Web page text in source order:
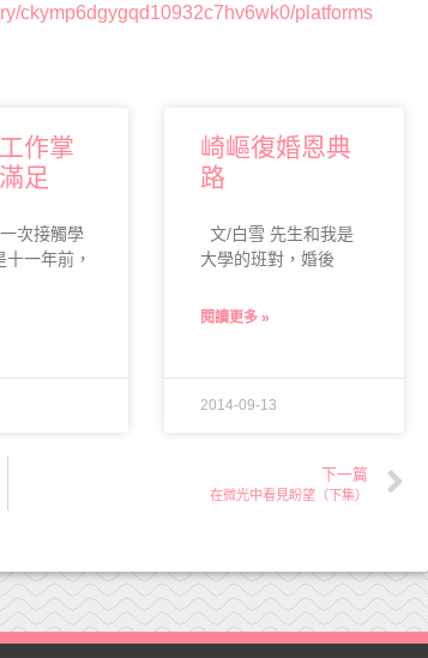
ckymp6dgygqd10932c7hv6wk0/platforms
作掌
足
次接觸學
十一年前，
崎嶇復婚恩典
路
文/白雪 先生和我是
大學的班對，婚後
閱讀更多 »
2014-09-13
下一篇
在微光中看見盼望（下集）